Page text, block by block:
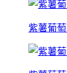
紫薯葡